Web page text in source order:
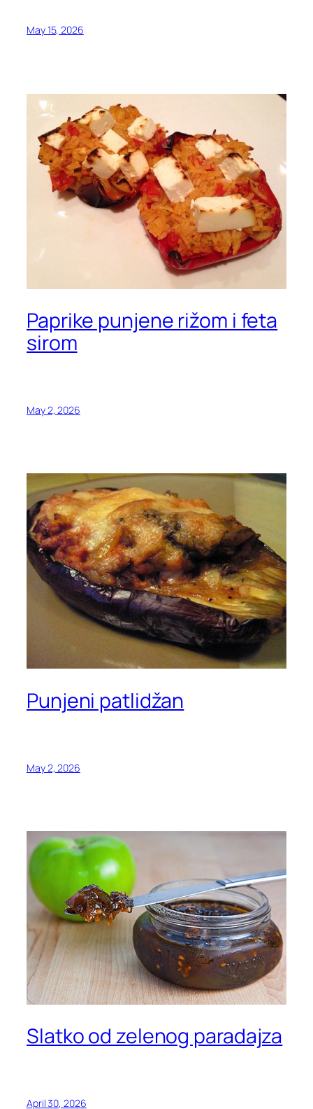
May 15, 2026
Paprike punjene rižom i feta
sirom
May 2, 2026
Punjeni patlidžan
May 2, 2026
Slatko od zelenog paradajza
April 30, 2026